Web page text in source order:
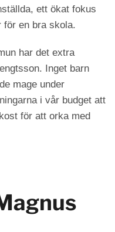
ett ökat fokus
för en bra skola.
har det extra
Inget barn
mage under
i vår budget att
för att orka med